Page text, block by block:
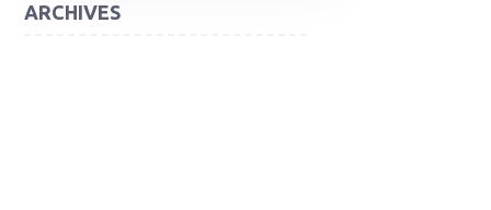
ARCHIVES